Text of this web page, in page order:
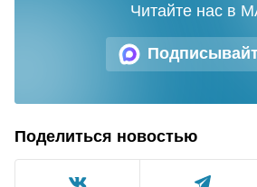
Читайте нас в
Поделиться новостью